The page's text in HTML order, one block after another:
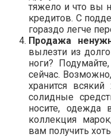
тяжело и что вы
кредитов. С
гораздо легче
Продажа
вылезти из
ноги?
сейчас.
хранится
солидные
носите, одежда
коллекция
вам получить